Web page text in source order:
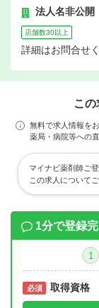
法人名非公開
店舗数30以上
詳細はお問合せ
こ
無料で求人情報を
薬局・病院等への
マイナビ薬剤師ご
この求人について
1分で登録
1
必須 取得資格